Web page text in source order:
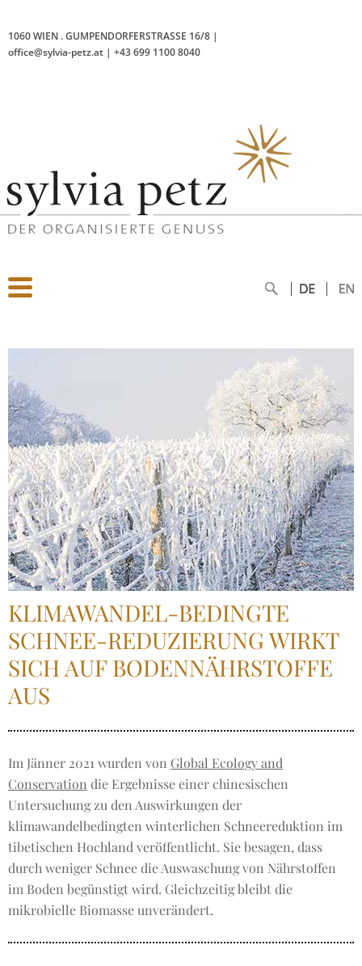
1060 WIEN .GUMPENDORFERSTRASSE 16/8 |
office@sylvia-petz.at | +43 699 1100 8040
KLIMAWANDEL-BEDINGTE
SCHNEE-REDUZIERUNG WIRKT
SICH AUF BODENNÄHRSTOFFE
AUS
Im Jänner 2021 wurden von Global Ecology and
Conservation die Ergebnisse einer chinesischen
Untersuchung zu den Auswirkungen der
klimawandelbedingten winterlichen Schneereduktion im
tibetischen Hochland veröffentlicht. Sie besagen, dass
durch weniger Schnee die Auswaschung von Nährstoffen
im Boden begünstigt wird. Gleichzeitig bleibt die
mikrobielle Biomasse unverändert.